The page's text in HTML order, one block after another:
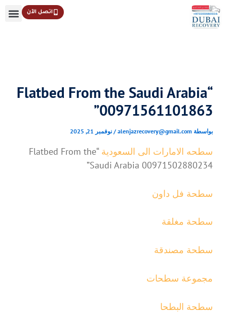
تخطي
إلى
اتصل الآن
“Flatbed From the Saudi Arabia
00971561101863”
بواسطة alenjazrecovery@gmail.com
/ نوفمبر 21, 2025
سطحه الامارات الى السعودية “Flatbed From the
Saudi Arabia 00971502880234”
سطحة فل داون
سطحة مغلقة
سطحة مصندقة
مجموعة سطحات
سطحة البطحا